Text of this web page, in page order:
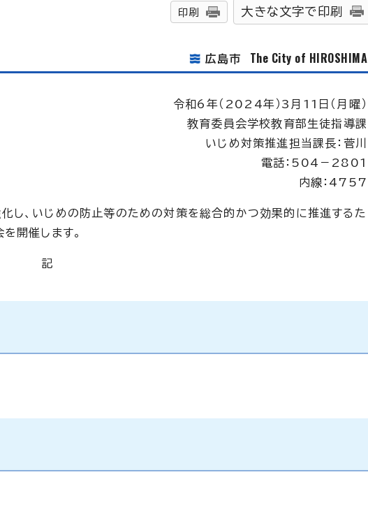
印刷 大きな文字で印刷
広島市 The City of HIROSHIMA
令和6年（2024年）3月11日（月曜）
教育委員会学校教育部生徒指導課
いじめ対策推進担当課長：菅川
電話：504－2801
内線：4757
し、いじめの防止等のための対策を総合的かつ効果的に推進するた
開催します。
記